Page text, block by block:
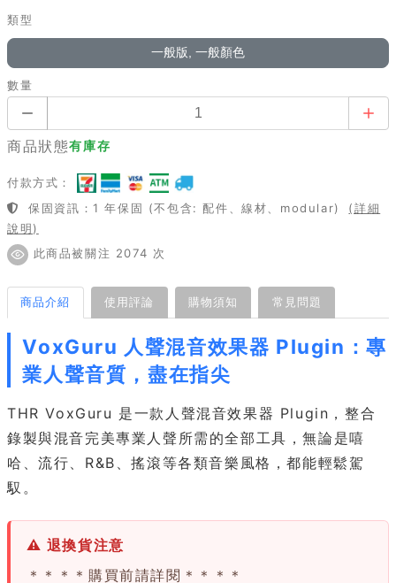
類型
一般版, 一般顏色
數量
商品狀態有庫存
付款方式：
保固資訊：1 年保固 (不包含: 配件、線材、modular)
(詳細
說明)
此商品被關注 2074 次
商品介紹 使用評論 購物須知 常見問題
VoxGuru 人聲混音效果器 Plugin：專
業人聲音質，盡在指尖
THR VoxGuru 是一款人聲混音效果器 Plugin，整合
錄製與混音完美專業人聲所需的全部工具，無論是嘻
哈、流行、R&B、搖滾等各類音樂風格，都能輕鬆駕
馭。
⚠ 退換貨注意
＊＊＊＊購買前請詳閱＊＊＊＊